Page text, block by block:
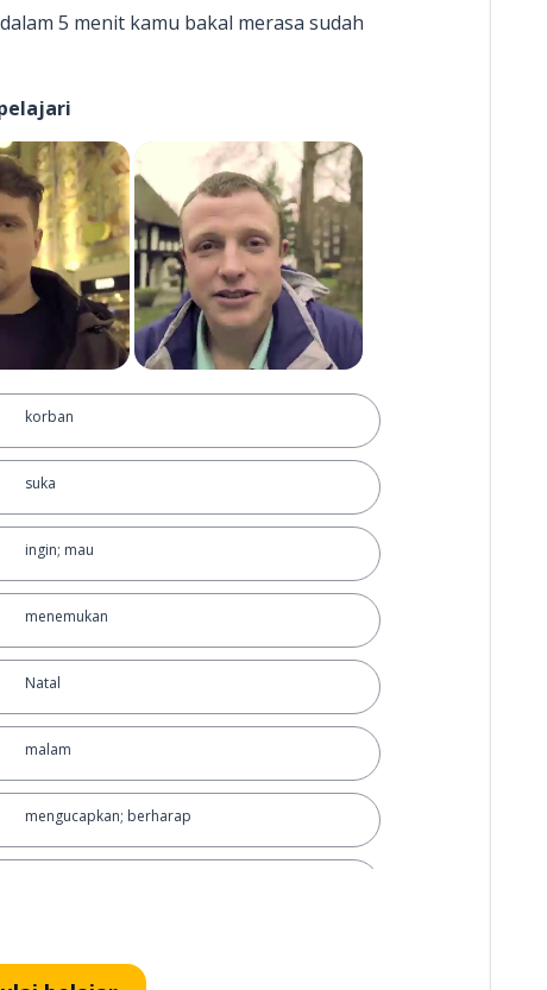
5 menit kamu bakal merasa sudah
korban
suka
ingin; mau
menemukan
Natal
malam
mengucapkan; berharap